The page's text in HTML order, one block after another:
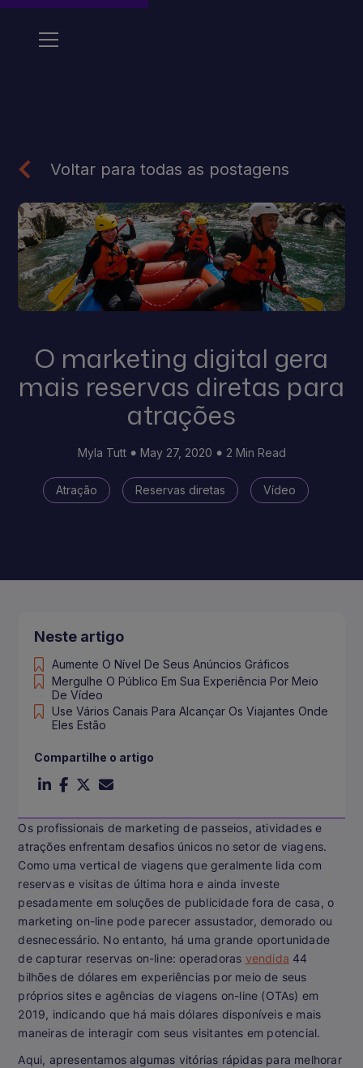
Voltar para todas as postagens
O marketing digital gera
mais reservas diretas para
atrações
Myla Tutt May 27, 2020 2 Min Read
Atração Reservas diretas Vídeo
Os profissionais de marketing de passeios, atividades e
atrações enfrentam desafios únicos no setor de viagens.
Como uma vertical de viagens que geralmente lida com
reservas e visitas de última hora e ainda investe
pesadamente em soluções de publicidade fora de casa, o
marketing on-line pode parecer assustador, demorado ou
desnecessário. No entanto, há uma grande oportunidade
de capturar reservas on-line: operadoras vendida 44
bilhões de dólares em experiências por meio de seus
próprios sites e agências de viagens on-line (OTAs) em
2019, indicando que há mais dólares disponíveis e mais
maneiras de interagir com seus visitantes em potencial.
Aqui, apresentamos algumas vitórias rápidas para melhorar
Neste artigo
Aumente O Nível De Seus Anúncios Gráficos
Mergulhe O Público Em Sua Experiência Por Meio
De Vídeo
Use Vários Canais Para Alcançar Os Viajantes Onde
Eles Estão
Compartilhe o artigo